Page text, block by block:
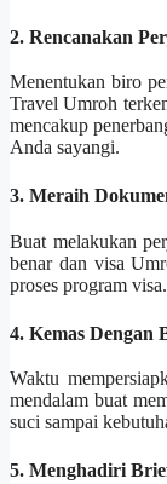
2. Rencanakan
Menentukan biro
Travel Umroh
mencakup
Anda sayangi.
3. Meraih
Buat melakukan
benar dan visa
proses program
4. Kemas Dengan
Waktu
mendalam buat
suci sampai
5. Menghadiri